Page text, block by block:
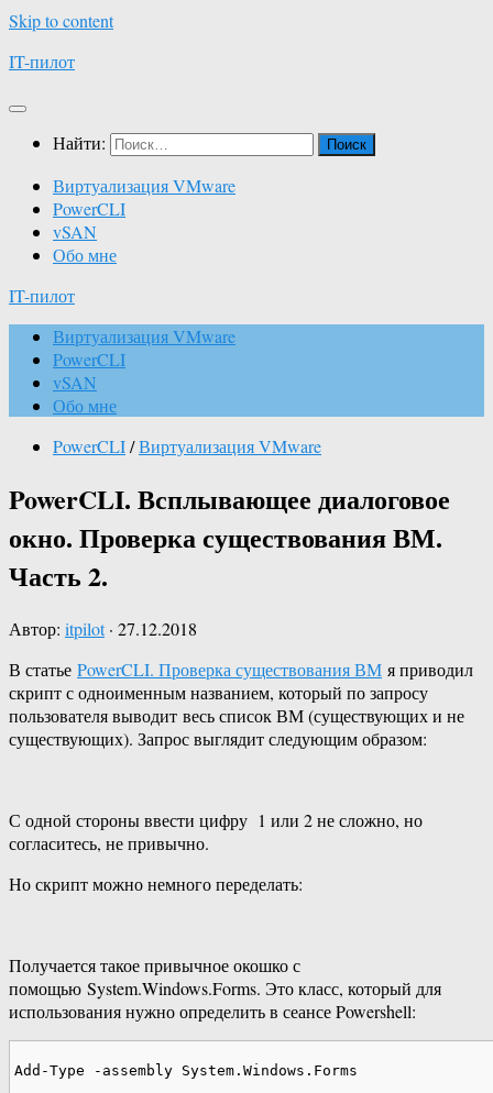
Skip to content
IT-пилот
Найти:
Виртуализация VMware
PowerCLI
vSAN
Обо мне
IT-пилот
Виртуализация VMware
PowerCLI
vSAN
Обо мне
PowerCLI/Виртуализация VMware
PowerCLI. Всплывающее диалоговое
окно. Проверка существования ВМ.
Часть 2.
Автор: itpilot · 27.12.2018
В статье PowerCLI. Проверка существования ВМ я приводил
скрипт с одноименным названием, который по запросу
пользователя выводит весь список ВМ (существующих и не
существующих). Запрос выглядит следующим образом:
С одной стороны ввести цифру 1 или 2 не сложно, но
согласитесь, не привычно.
Но скрипт можно немного переделать:
Получается такое привычное окошко с
помощью System.Windows.Forms. Это класс, который для
использования нужно определить в сеансе Powershell:
Add-Type -assembly System.Windows.Forms